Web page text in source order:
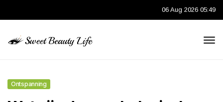
06 Aug 2026 05:49
Ontspanning